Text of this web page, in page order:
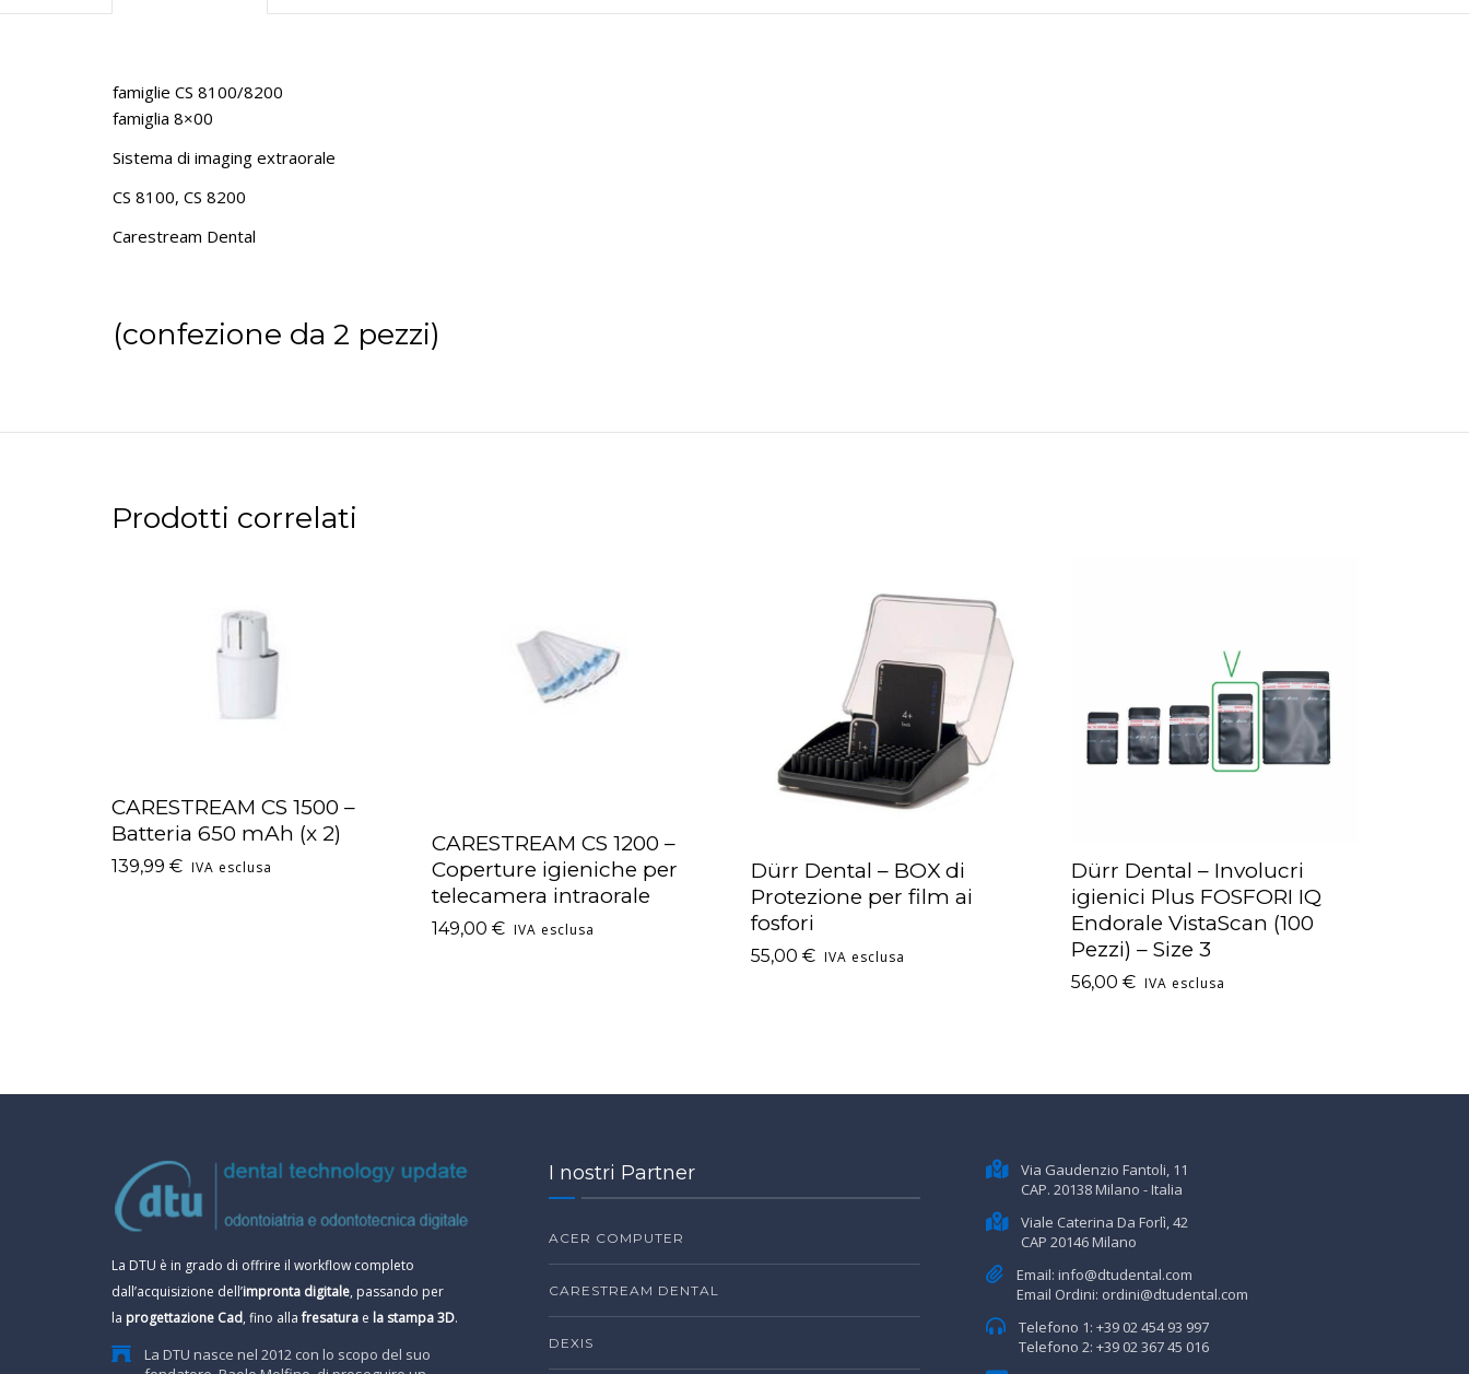
famiglie CS 8100/8200
famiglia 8×00
Sistema di imaging extraorale
CS 8100, CS 8200
Carestream Dental
(confezione da 2 pezzi)
Prodotti correlati
AGGIUNGI AL CARRELLO
CARESTREAM CS 1500 –
Batteria 650 mAh (x 2)
139,99 € IVA esclusa
AGGIUNGI AL CARRELLO
CARESTREAM CS 1200 –
Coperture igieniche per
telecamera intraorale
149,00 € IVA esclusa
AGGIUNGI AL CARRELLO
Dürr Dental – BOX di
Protezione per film ai
fosfori
55,00 € IVA esclusa
AGGIUNGI AL CARRELLO
Dürr Dental – Involucri
igienici Plus FOSFORI IQ
Endorale VistaScan (100
Pezzi) – Size 3
56,00 € IVA esclusa
La DTU è in grado di offrire il workflow completo
dall’acquisizione dell’impronta digitale, passando per
la progettazione Cad, fino allafresatura e la stampa 3D.
La DTU nasce nel 2012 con lo scopo del suo
I nostri Partner
ACER COMPUTER
CARESTREAM DENTAL
DEXIS
Via Gaudenzio Fantoli, 11
CAP. 20138 Milano - Italia
Viale Caterina Da Forlì, 42
CAP 20146 Milano
Email: info@dtudental.com
Email Ordini: ordini@dtudental.com
Telefono 1: +39 02 454 93 997
Telefono 2: +39 02 367 45 016